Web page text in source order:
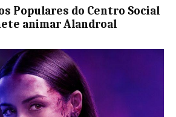
Populares do Centro Social
animar Alandroal